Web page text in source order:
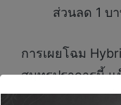
ส่วนลด 1 บ
การเผยโฉม
สมุทรปราการนี้ แ
เด่นของจังหวัด ซึ่